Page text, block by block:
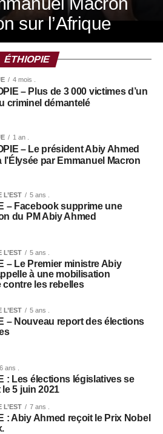
sur l’Afrique
ÉTHIOPIE
4 mois .
– Plus de 3 000 victimes d’un
criminel démantelé
1 an .
– Le président Abiy Ahmed
l’Élysée par Emmanuel Macron
L’EST 5 ans .
– Facebook supprime une
du PM Abiy Ahmed
L’EST 5 ans .
– Le Premier ministre Abiy
à une mobilisation
contre les rebelles
L’EST 5 ans .
– Nouveau report des élections
6 ans .
: Les élections législatives se
5 juin 2021
L’EST 7 ans .
: Abiy Ahmed reçoit le Prix Nobel